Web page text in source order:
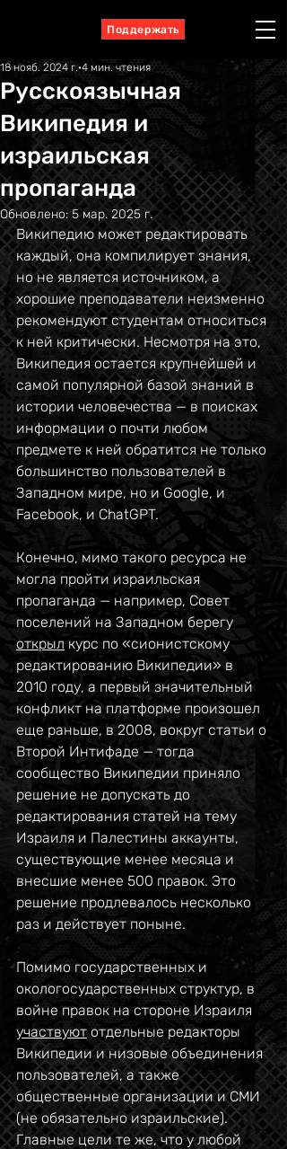
Поддержать
Русскоязычная
Википедия и
израильская
пропаганда
18 нояб. 2024 г. 4 мин. чтения
Обновлено: 5 мар. 2025 г.
Википедию может редактировать
каждый, она компилирует знания,
но не является источником, а
хорошие преподаватели неизменно
рекомендуют студентам относиться
к ней критически. Несмотря на это,
Википедия остается крупнейшей и
самой популярной базой знаний в
истории человечества — в поисках
информации о почти любом
предмете к ней обратится не только
большинство пользователей в
Западном мире, но и Google, и
Facebook, и ChatGPT.
Конечно, мимо такого ресурса не
могла пройти израильская
пропаганда — например, Совет
поселений на Западном берегу
открыл курс по «сионистскому
редактированию Википедии» в
2010 году, а первый значительный
конфликт на платформе произошел
еще раньше, в 2008, вокруг статьи о
Второй Интифаде — тогда
сообщество Википедии приняло
решение не допускать до
редактирования статей на тему
Израиля и Палестины аккаунты,
существующие менее месяца и
внесшие менее 500 правок. Это
решение продлевалось несколько
раз и действует поныне.
Помимо государственных и
окологосударственных структур, в
войне правок на стороне Израиля
участвуют отдельные редакторы
Википедии и низовые объединения
пользователей, а также
общественные организации и СМИ
(не обязательно израильские).
Главные цели те же, что у любой